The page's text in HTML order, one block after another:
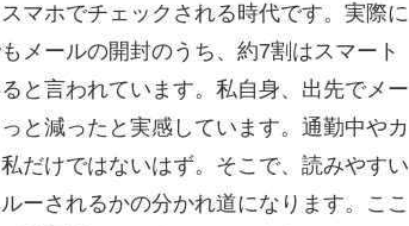
マホでチェックされる時代です。実際に
メールの開封のうち、約7割はスマート
と言われています。私自身、出先でメー
と減ったと実感しています。通勤中やカ
だけではないはず。そこで、読みやすい
ーされるかの分かれ道になります。ここ